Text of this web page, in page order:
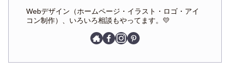
Webデザイン（ホームページ・イラスト・ロゴ・アイ
コン制作）、いろいろ相談もやってます。💛